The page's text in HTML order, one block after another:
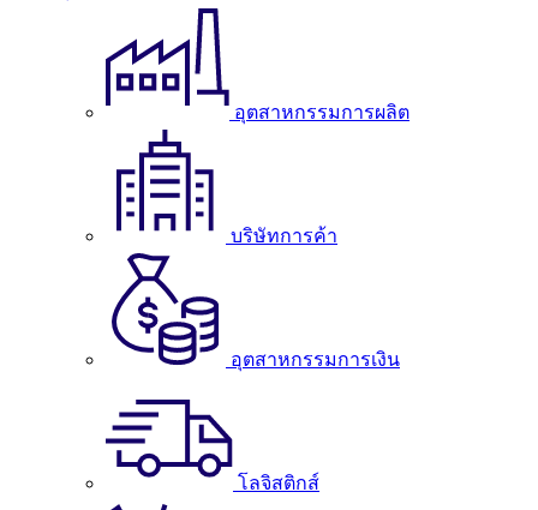
อุตสาหกรรมการผลิต
บริษัทการค้า
อุตสาหกรรมการเงิน
โลจิสติกส์